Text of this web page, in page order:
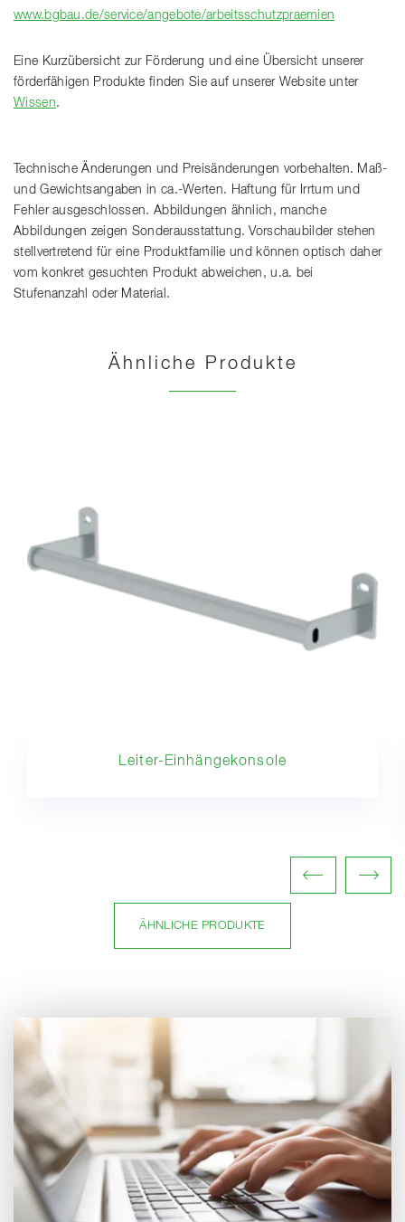
www.bgbau.de/service/angebote/arbeitsschutzpraemien
Eine Kurzübersicht zur Förderung und eine Übersicht unserer
förderfähigen Produkte finden Sie auf unserer Website unter
Wissen.
Technische Änderungen und Preisänderungen vorbehalten. Maß-
und Gewichtsangaben in ca.-Werten. Haftung für Irrtum und
Fehler ausgeschlossen. Abbildungen ähnlich, manche
Abbildungen zeigen Sonderausstattung. Vorschaubilder stehen
stellvertretend für eine Produktfamilie und können optisch daher
vom konkret gesuchten Produkt abweichen, u.a. bei
Stufenanzahl oder Material.
Ähnliche Produkte
Leiter-Einhängekonsole
ÄHNLICHE PRODUKTE